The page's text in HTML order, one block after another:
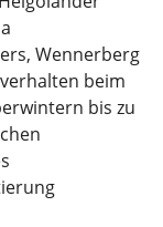
Wennerberg
beim
bis zu